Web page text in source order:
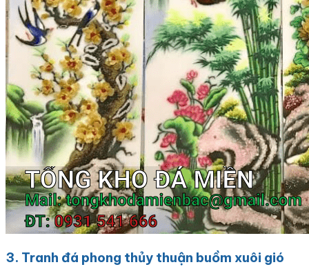
3. Tranh đá phong thủy thuận buồm xuôi gió